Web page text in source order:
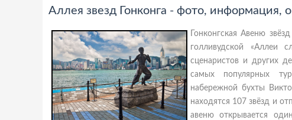
Аллея звезд Гонконга - фото, информация,
Гонконгская Авеню
голливудской «Аллеи
сценаристов и других
самых популярных
набережной бухты
находятся 107 звёзд и
авеню открывается